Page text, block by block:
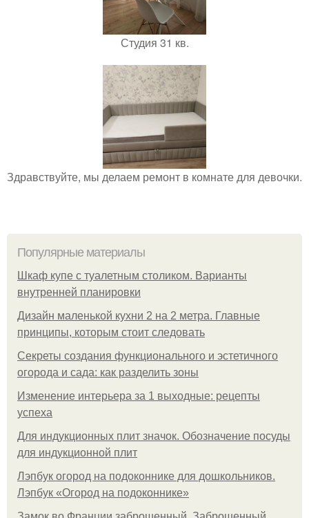
Студия 31 кв.
Здравствуйте, мы делаем ремонт в комнате для девочки.
Популярные материалы
Шкаф купе с туалетным столиком. Варианты
внутренней планировки
Дизайн маленькой кухни 2 на 2 метра. Главные
принципы, которым стоит следовать
Секреты создания функционального и эстетичного
огорода и сада: как разделить зоны
Изменение интерьера за 1 выходные: рецепты
успеха
Для индукционных плит значок. Обозначение посуды
для индукционной плит
Лэпбук огород на подоконнике для дошкольников.
Лэпбук «Огород на подоконнике»